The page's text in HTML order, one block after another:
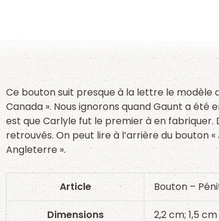
Ce bouton suit presque à la lettre le modèle
Canada ». Nous ignorons quand Gaunt a été
est que Carlyle fut le premier à en
retrouvés. On peut lire à l’arrière du bouton «
Angleterre ».
Article Bouton –
Dimensions 2,2 cm; 1,5 cm